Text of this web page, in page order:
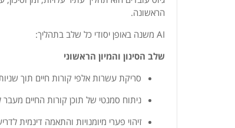
הראשונה.
AI משנה באופן יסודי כל שלב בתהליך:
שלב הסינון והמיון הראשוני
סריקת עשרות אלפי קורות חיים תוך
ניתוח סמנטי של תוכן קורות החיים
זיהוי פערי מיומנויות והתאמה דינמית